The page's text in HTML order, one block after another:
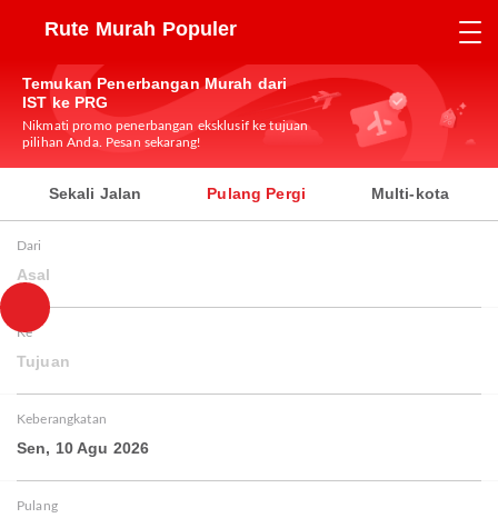
Rute Murah Populer
Temukan Penerbangan Murah dari
IST ke PRG
Nikmati promo penerbangan eksklusif ke tujuan
pilihan Anda. Pesan sekarang!
Sekali Jalan Pulang Pergi Multi-kota
Dari
Asal
Ke
Tujuan
Keberangkatan
Sen, 10 Agu 2026
Pulang